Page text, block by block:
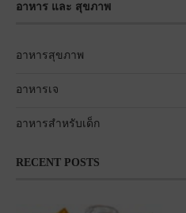
อาหาร และ สุขภาพ
อาหารสุขภาพ
อาหารเจ
อาหารสำหรับเด็ก
RECENT POSTS